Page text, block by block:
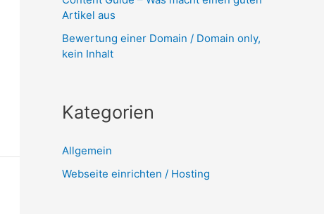
Artikel aus
Bewertung einer Domain / Domain only,
kein Inhalt
Kategorien
Allgemein
Webseite einrichten / Hosting